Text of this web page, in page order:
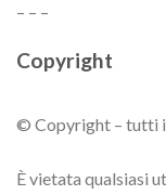
– – –
Copyright
© Copyright – tutti
È vietata qualsiasi